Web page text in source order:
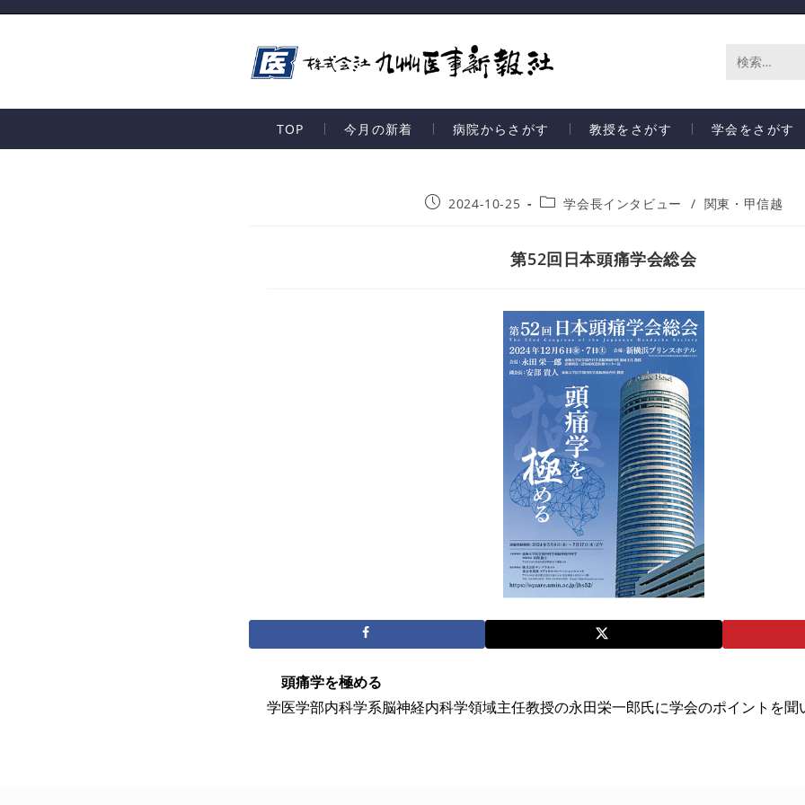
サ
ト
検
TOP 今月の新着 病院からさがす 教授をさがす 学会をさがす
2024-10-25 学会長インタビュー / 関東・甲信越
第52回日本頭痛学会総会
頭痛学を極める
学医学部内科学系脳神経内科学領域主任教授の永田栄一郎氏に学会のポイントを聞